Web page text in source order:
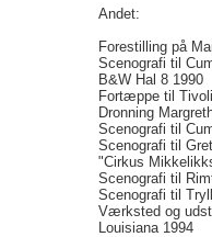
Andet:
Forestilling på
Scenografi til
B&W Hal 8 1990
Fortæppe til
Dronning
Scenografi til
Scenografi til
"Cirkus
Scenografi til
Scenografi til
Værksted og
Louisiana 1994